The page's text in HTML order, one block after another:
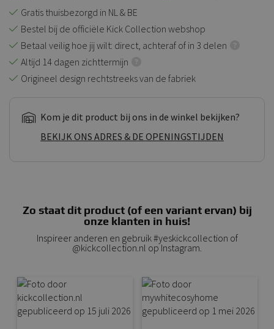
Gratis thuisbezorgd in NL & BE
Bestel bij de officiële Kick Collection webshop
Betaal veilig hoe jij wilt: direct, achteraf of in 3 delen
Altijd 14 dagen zichttermijn
Origineel design rechtstreeks van de fabriek
Kom je dit product bij ons in de winkel bekijken?
BEKIJK ONS ADRES & DE OPENINGSTIJDEN
Zo staat dit product (of een variant ervan) bij
onze klanten in huis!
Inspireer anderen en gebruik #yeskickcollection of
@kickcollection.nl op Instagram.